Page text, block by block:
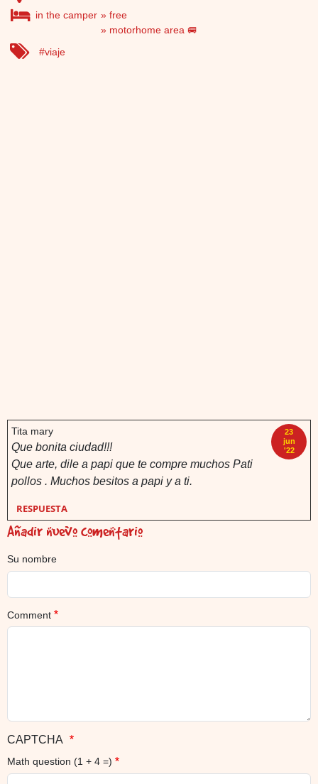
in the camper
free
motorhome area 🚐
viaje
23
jun
'22
Tita mary
Que bonita ciudad!!!
Que arte, dile a papi que te compre muchos Pati
pollos . Muchos besitos a papi y a ti.
RESPUESTA
Añadir nuevo comentario
Su nombre
Comment
CAPTCHA
Math question (1 + 4 =)